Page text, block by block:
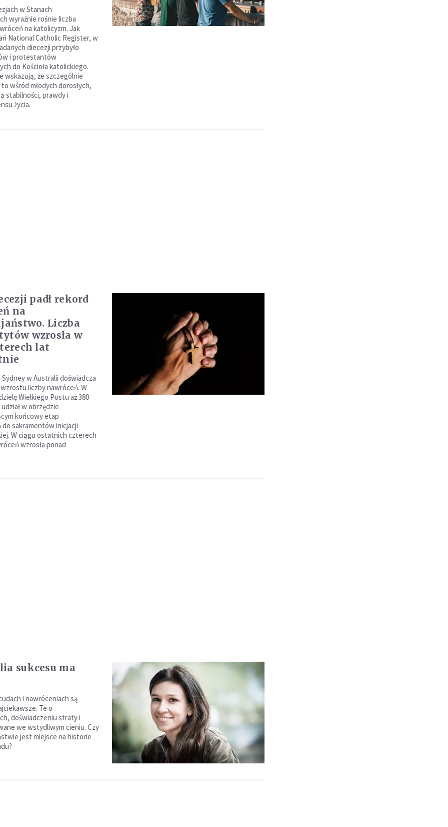
w Stanach
wyraźnie rośnie liczba
na katolicyzm. Jak
National Catholic Register, w
diecezji przybyło
i protestantów
do Kościoła katolickiego.
wskazują, że szczególnie
wśród młodych dorosłych,
stabilności, prawdy i
życia.
padł rekord
na
Liczba
wzrosła w
lat
w Australii doświadcza
liczby nawróceń. W
Wielkiego Postu aż 380
w obrzędzie
końcowy etap
sakramentów inicjacji
W ciągu ostatnich czterech
wzrosła ponad
sukcesu ma
i nawróceniach są
Te o
doświadczeniu straty i
we wstydliwym cieniu. Czy
jest miejsce na historie